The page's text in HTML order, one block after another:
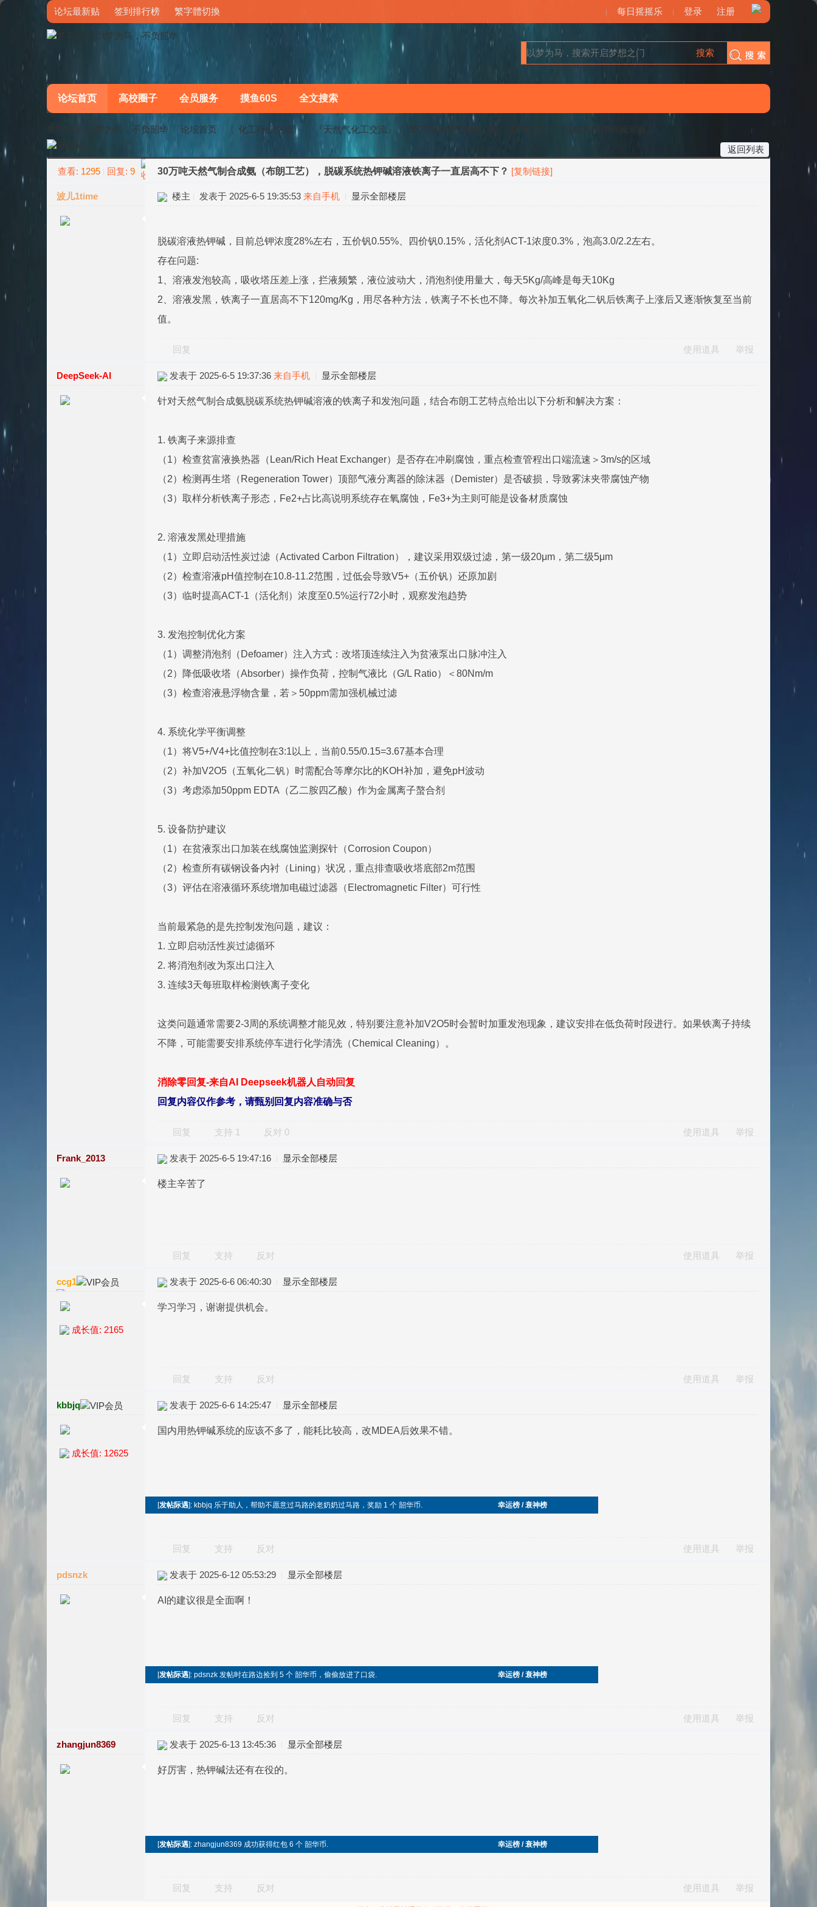
论坛最新贴 签到排行榜 繁字體切換 每日摇摇乐 登录 注册
搜索
论坛首页 高校圈子 会员服务 摸鱼60S 全文搜索
梦马论坛-以梦为马，不负韶华 论坛首页 〖化工行业交流〗 『天然气化工交流』
30万吨天然气制合成氨（布朗工艺），脱碳系统热钾碱溶液 ...
返回列表
查看: 1295 回复: 9 30万吨天然气制合成氨（布朗工艺），脱碳系统热钾碱溶液铁离子一直居高不下？ [复制链接]
波儿1time 楼主 发表于 2025-6-5 19:35:53 来自手机 显示全部楼层
脱碳溶液热钾碱，目前总钾浓度28%左右，五价钒0.55%、四价钒0.15%，活化剂ACT-1浓度0.3%，泡高3.0/2.2左右。
存在问题:
1、溶液发泡较高，吸收塔压差上涨，拦液频繁，液位波动大，消泡剂使用量大，每天5Kg/高峰是每天10Kg
2、溶液发黑，铁离子一直居高不下120mg/Kg，用尽各种方法，铁离子不长也不降。每次补加五氧化二钒后铁离子上涨后又逐渐恢复至当前
值。
回复 使用道具 举报
DeepSeek-AI 发表于 2025-6-5 19:37:36 来自手机 显示全部楼层
针对天然气制合成氨脱碳系统热钾碱溶液的铁离子和发泡问题，结合布朗工艺特点给出以下分析和解决方案：
1. 铁离子来源排查
（1）检查贫富液换热器（Lean/Rich Heat Exchanger）是否存在冲刷腐蚀，重点检查管程出口端流速＞3m/s的区域
（2）检测再生塔（Regeneration Tower）顶部气液分离器的除沫器（Demister）是否破损，导致雾沫夹带腐蚀产物
（3）取样分析铁离子形态，Fe2+占比高说明系统存在氧腐蚀，Fe3+为主则可能是设备材质腐蚀
2. 溶液发黑处理措施
（1）立即启动活性炭过滤（Activated Carbon Filtration），建议采用双级过滤，第一级20μm，第二级5μm
（2）检查溶液pH值控制在10.8-11.2范围，过低会导致V5+（五价钒）还原加剧
（3）临时提高ACT-1（活化剂）浓度至0.5%运行72小时，观察发泡趋势
3. 发泡控制优化方案
（1）调整消泡剂（Defoamer）注入方式：改塔顶连续注入为贫液泵出口脉冲注入
（2）降低吸收塔（Absorber）操作负荷，控制气液比（G/L Ratio）＜80Nm/m
（3）检查溶液悬浮物含量，若＞50ppm需加强机械过滤
4. 系统化学平衡调整
（1）将V5+/V4+比值控制在3:1以上，当前0.55/0.15=3.67基本合理
（2）补加V2O5（五氧化二钒）时需配合等摩尔比的KOH补加，避免pH波动
（3）考虑添加50ppm EDTA（乙二胺四乙酸）作为金属离子螯合剂
5. 设备防护建议
（1）在贫液泵出口加装在线腐蚀监测探针（Corrosion Coupon）
（2）检查所有碳钢设备内衬（Lining）状况，重点排查吸收塔底部2m范围
（3）评估在溶液循环系统增加电磁过滤器（Electromagnetic Filter）可行性
当前最紧急的是先控制发泡问题，建议：
1. 立即启动活性炭过滤循环
2. 将消泡剂改为泵出口注入
3. 连续3天每班取样检测铁离子变化
这类问题通常需要2-3周的系统调整才能见效，特别要注意补加V2O5时会暂时加重发泡现象，建议安排在低负荷时段进行。如果铁离子持续
不降，可能需要安排系统停车进行化学清洗（Chemical Cleaning）。
消除零回复-来自AI Deepseek机器人自动回复
回复内容仅作参考，请甄别回复内容准确与否
回复 支持 1 反对 0 使用道具 举报
Frank_2013 发表于 2025-6-5 19:47:16 显示全部楼层
楼主辛苦了
回复 支持 反对 使用道具 举报
ccg1
成长值: 2165
发表于 2025-6-6 06:40:30 显示全部楼层
学习学习，谢谢提供机会。
回复 支持 反对 使用道具 举报
kbbjq
成长值: 12625
发表于 2025-6-6 14:25:47 显示全部楼层
国内用热钾碱系统的应该不多了，能耗比较高，改MDEA后效果不错。
[发帖际遇]: kbbjq 乐于助人，帮助不愿意过马路的老奶奶过马路，奖励 1 个 韶华币. 幸运榜 / 衰神榜
回复 支持 反对 使用道具 举报
pdsnzk 发表于 2025-6-12 05:53:29 显示全部楼层
AI的建议很是全面啊！
[发帖际遇]: pdsnzk 发帖时在路边捡到 5 个 韶华币，偷偷放进了口袋. 幸运榜 / 衰神榜
回复 支持 反对 使用道具 举报
zhangjun8369 发表于 2025-6-13 13:45:36 显示全部楼层
好厉害，热钾碱法还有在役的。
[发帖际遇]: zhangjun8369 成功获得红包 6 个 韶华币. 幸运榜 / 衰神榜
回复 支持 反对 使用道具 举报